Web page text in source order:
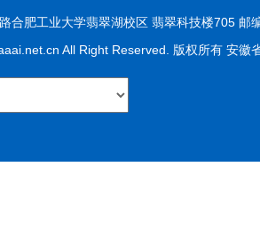
合肥工业大学翡翠湖校区 翡翠科技楼705
All Right Reserved. 版权所有 安徽